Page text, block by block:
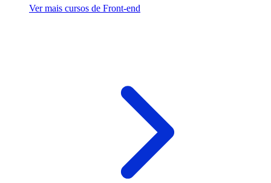
Ver mais cursos de Front-end